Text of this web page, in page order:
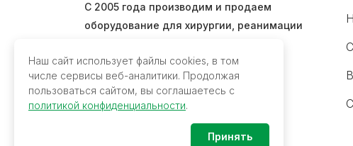
С 2005 года производим и продаем
оборудование для хирургии, реанимации
Обратная связь
Наш сайт использует файлы cookies, в том
числе сервисы веб-аналитики. Продолжая
пользоваться сайтом, вы соглашаетесь с
политикой конфиденциальности.
Принять